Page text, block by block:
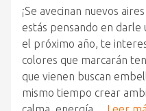
¡Se avecinan nuevos
estás pensando en darle
el próximo año, te
colores que marcarán
que vienen buscan
mismo tiempo crear